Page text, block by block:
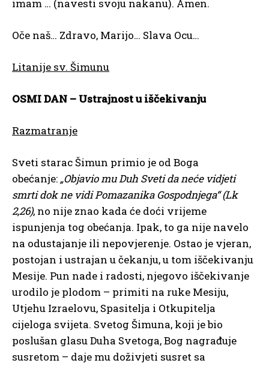
imam … (navesti svoju nakanu). Amen.
Oče naš… Zdravo, Marijo… Slava Ocu…
Litanije sv. Šimunu
OSMI DAN – Ustrajnost u iščekivanju
Razmatranje
Sveti starac Šimun primio je od Boga
obećanje: „Objavio mu Duh Sveti da neće vidjeti
smrti dok ne vidi Pomazanika Gospodnjega“ (Lk
2,26), no nije znao kada će doći vrijeme
ispunjenja tog obećanja. Ipak, to ga nije navelo
na odustajanje ili nepovjerenje. Ostao je vjeran,
postojan i ustrajan u čekanju, u tom iščekivanju
Mesije. Pun nade i radosti, njegovo iščekivanje
urodilo je plodom – primiti na ruke Mesiju,
Utjehu Izraelovu, Spasitelja i Otkupitelja
cijeloga svijeta. Svetog Šimuna, koji je bio
poslušan glasu Duha Svetoga, Bog nagrađuje
susretom – daje mu doživjeti susret sa